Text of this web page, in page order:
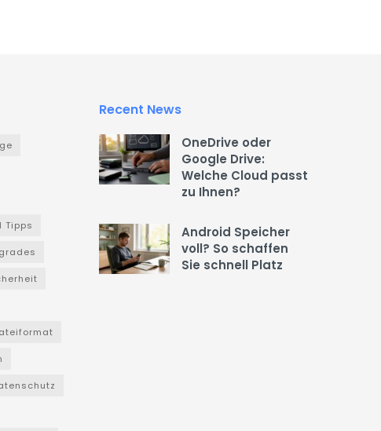
Tipps
Recent News
OneDrive oder
Google Drive:
Welche Cloud passt
zu Ihnen?
Android Speicher
voll? So schaffen
Sie schnell Platz